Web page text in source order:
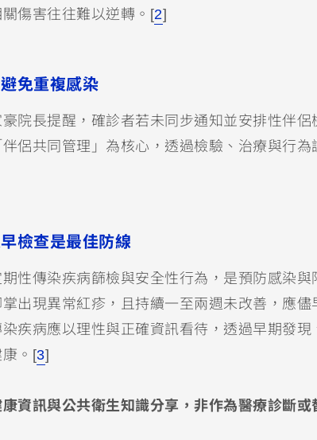
傷害往往難以逆轉。[2]
免重複感染
院長提醒，確診者若未同步通知並安排性伴
侶共同管理」為核心，透過檢驗、治療與行為
檢查是最佳防線
性傳染疾病篩檢與安全性行為，是預防感染
出現異常紅疹，且持續一至兩週未改善，應
疾病應以理性與正確資訊看待，透過早期發
。[3]
資訊與公共衛生知識分享，非作為醫療診斷